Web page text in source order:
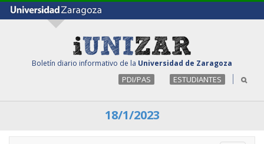
Boletín diario informativo de la Universidad de Zaragoza
PDI/PAS ESTUDIANTES
18/1/2023